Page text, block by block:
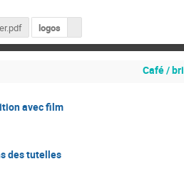
logos
Café /
avec film
des tutelles